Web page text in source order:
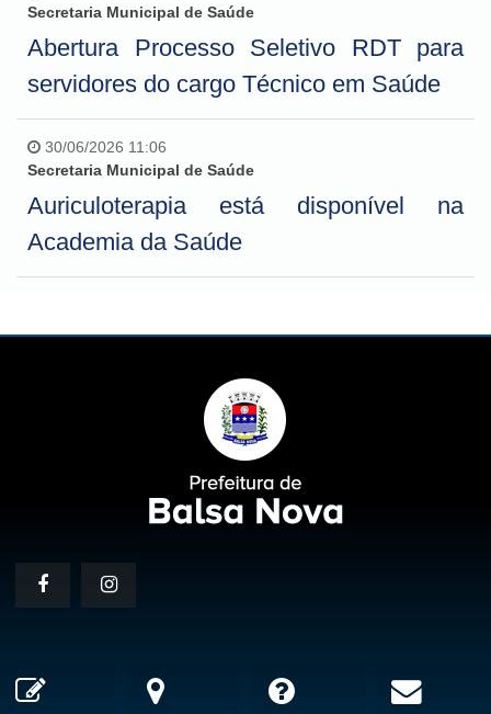
Secretaria Municipal de Saúde
Abertura Processo Seletivo RDT para
servidores do cargo Técnico em Saúde
30/06/2026 11:06
Secretaria Municipal de Saúde
Auriculoterapia está disponível na
Academia da Saúde